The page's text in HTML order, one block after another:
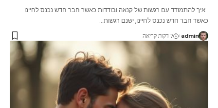
איך להתמודד עם רגשות של קנאה ובודדות כאשר חבר חדש נכנס לחיינו
כאשר חבר חדש נכנס לחיינו, ישנם רגשות…
admin 7 דקות קריאה